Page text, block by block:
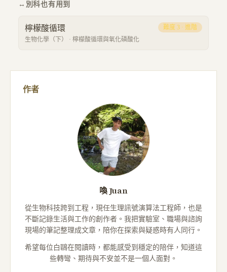
↔ 別科也有用到
檸檬酸循環
生物化學（下） · 檸檬酸循環與氧化磷酸化
難度 3 · 進階
作者
喚 Juan
從生物科技跨到工程，現任生理訊號演算法工程師，也是
不斷記錄生活與工作的創作者。我把實驗室、職場與諮詢
現場的筆記整理成文章，陪你在探索與疑惑時有人同行。
希望每位白鷗在閱讀時，都能感受到穩定的陪伴，知道這
些轉彎、期待與不安並不是一個人面對。